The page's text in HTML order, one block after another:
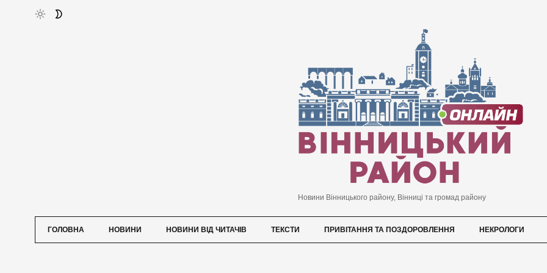
Новини Вінницького району, Вінниці та громад району
ГОЛОВНА НОВИНИ НОВИНИ ВІД ЧИТАЧІВ ТЕКСТИ ПРИВІТАННЯ ТА ПОЗДОРОВЛЕННЯ НЕКРОЛОГИ